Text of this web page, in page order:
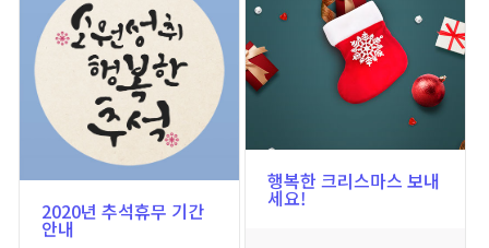
행복한 크리스마스 보내
세요!
2020년 추석휴무 기간
안내